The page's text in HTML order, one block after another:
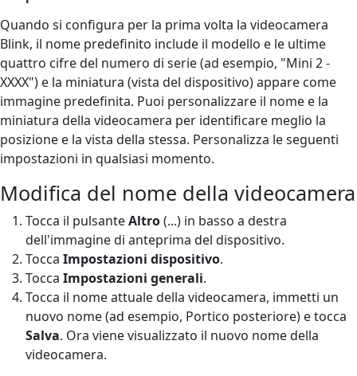
Quando si configura per la prima volta la videocamera
Blink, il nome predefinito include il modello e le ultime
quattro cifre del numero di serie (ad esempio, "Mini 2 -
XXXX") e la miniatura (vista del dispositivo) appare come
immagine predefinita. Puoi personalizzare il nome e la
miniatura della videocamera per identificare meglio la
posizione e la vista della stessa. Personalizza le seguenti
impostazioni in qualsiasi momento.
Modifica del nome della videocamera
Tocca il pulsanteAltro(...) in basso a destra
dell'immagine di anteprima del dispositivo.
Tocca Impostazioni dispositivo.
Tocca Impostazioni generali.
Tocca il nome attuale della videocamera, immetti un
nuovo nome (ad esempio, Portico posteriore) e tocca
Salva. Ora viene visualizzato il nuovo nome della
videocamera.